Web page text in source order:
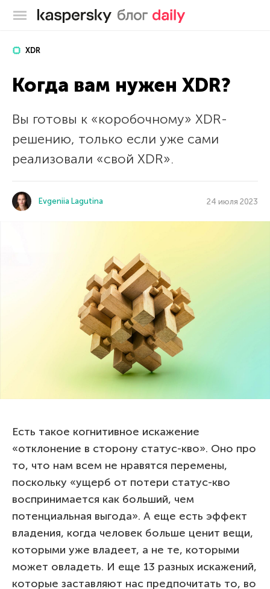
Блог Касперского
XDR
Когда вам нужен XDR?
Вы готовы к «коробочному» XDR-
решению, только если уже сами
реализовали «свой XDR».
Evgeniia Lagutina 24 июля 2023
Есть такое когнитивное искажение
«отклонение в сторону статус-кво». Оно про
то, что нам всем не нравятся перемены,
поскольку «ущерб от потери статус-кво
воспринимается как больший, чем
потенциальная выгода». А еще есть эффект
владения, когда человек больше ценит вещи,
которыми уже владеет, а не те, которыми
может овладеть. И еще 13 разных искажений,
которые заставляют нас предпочитать то, во